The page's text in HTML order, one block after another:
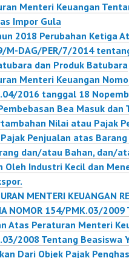
Menteri Keuangan
Impor Gula
2018 Perubahan Ketiga
M-DAG/PER/7/2014
dan Produk Batubara
Menteri Keuangan
2016 tanggal 18
Bea Masuk dan
Nilai atau Pajak
Penjualan atas
dan/atau Bahan, dan/
Oleh Industri Kecil dan
MENTERI KEUANGAN
NOMOR 154/PMK.03/
Atas Peraturan Menteri
2008 Tentang Beasiswa
Dari Objek Pajak